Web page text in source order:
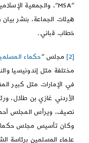
هيئات الجماعة، بنشر
خطاب قباني.
[2] مجلس “حكماء
مختلفة مثل إندونيسيا
في الإمارات مثل كبير
الأردني غازي بن طلال،
نصيف، ويرأس المجلس
وكان تأسيس مجلس حكماء
علماء المسلمين برئاسة